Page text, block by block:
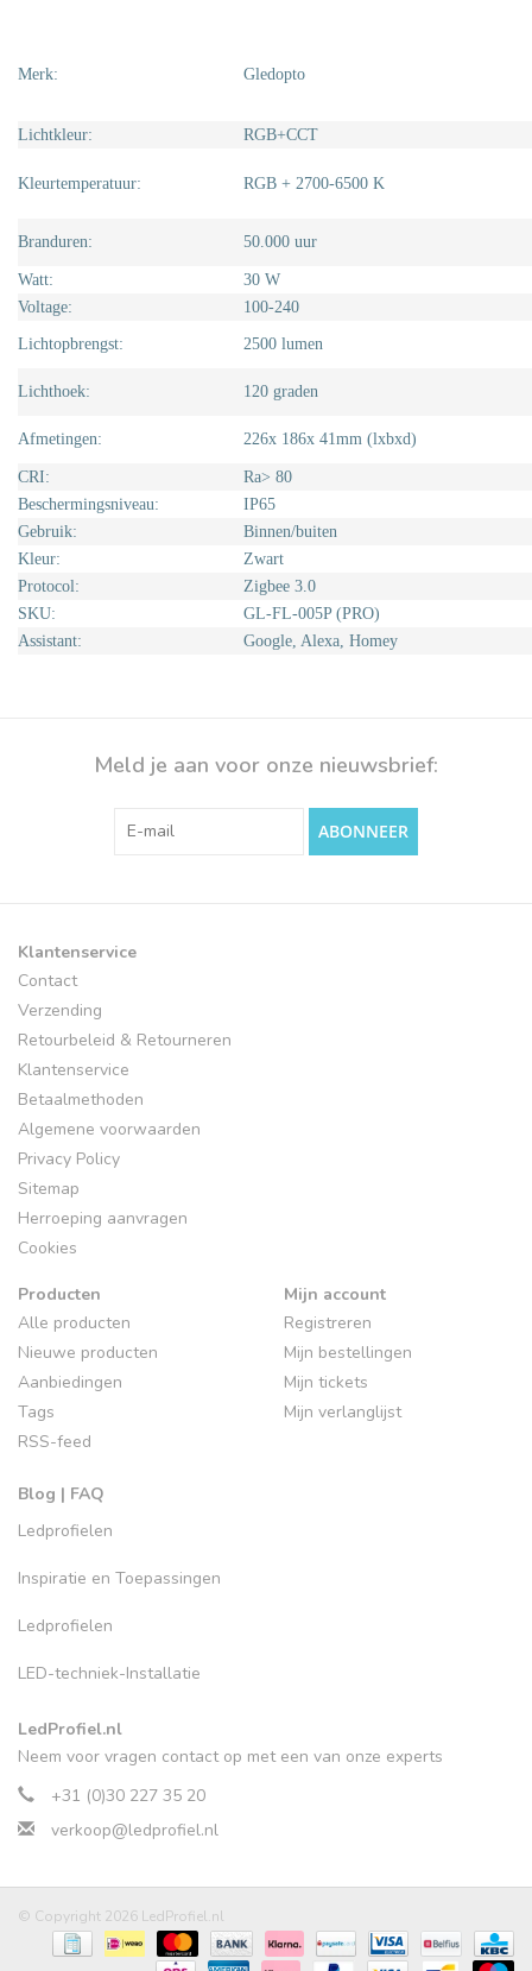
Merk: Gledopto
Lichtkleur: RGB+CCT
Kleurtemperatuur: RGB + 2700-6500 K
Branduren: 50.000 uur
Watt:
30 W
Voltage:
100-240
Lichtopbrengst: 2500 lumen
Lichthoek: 120 graden
Afmetingen: 226x 186x 41mm (lxbxd)
CRI:
Ra> 80
Beschermingsniveau:
IP65
Gebruik:
Binnen/buiten
Kleur:
Zwart
Protocol:
Zigbee 3.0
SKU:
GL-FL-005P (PRO)
Assistant:
Google, Alexa, Homey
Meld je aan voor onze nieuwsbrief:
ABONNEER
Klantenservice
Contact
Verzending
Retourbeleid & Retourneren
Klantenservice
Betaalmethoden
Algemene voorwaarden
Privacy Policy
Sitemap
Herroeping aanvragen
Cookies
Producten
Alle producten
Nieuwe producten
Aanbiedingen
Tags
RSS-feed
Blog | FAQ
Ledprofielen
Inspiratie en Toepassingen
Ledprofielen
LED-techniek-Installatie
Mijn account
Registreren
Mijn bestellingen
Mijn tickets
Mijn verlanglijst
LedProfiel.nl
Neem voor vragen contact op met een van onze experts
+31 (0)30 227 35 20
verkoop@ledprofiel.nl
© Copyright 2026 LedProfiel.nl